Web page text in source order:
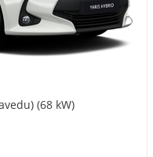
(68 kW)